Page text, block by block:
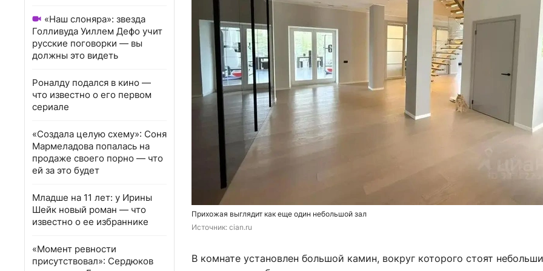
«Наш слоняра»: звезда
Голливуда Уиллем Дефо учит
русские поговорки — вы
должны это видеть
Роналду подался в кино —
что известно о его первом
сериале
«Создала целую схему»: Соня
Мармеладова попалась на
продаже своего порно — что
ей за это будет
Младше на 11 лет: у Ирины
Шейк новый роман — что
известно о ее избраннике
«Момент ревности
присутствовал»: Сердюков
Прихожая выглядит как еще один небольшой зал
Источник: cian.ru
В комнате установлен большой камин, вокруг которого стоят